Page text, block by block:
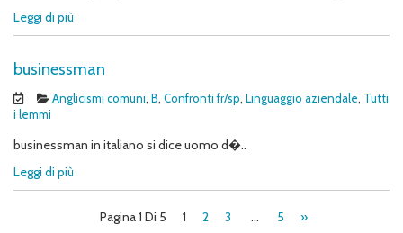
Leggi di più
businessman
Anglicismi comuni, B, Confronti fr/sp, Linguaggio aziendale, Tutti
i lemmi
businessman in italiano si dice uomo d�..
Leggi di più
Pagina 1 Di 5 1 2 3 … 5 »